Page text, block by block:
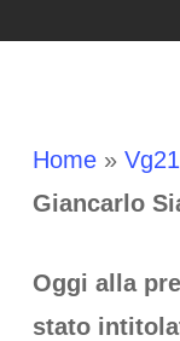
Home» Vg21
Giancarlo
Oggi alla
stato